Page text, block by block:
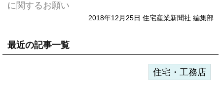
に関するお願い
2018年12月25日 住宅産業新聞社 編集部
最近の記事一覧
住宅・工務店